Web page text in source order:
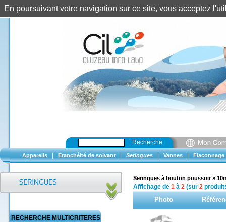
Recherche
Appareils Etanchéité de solvant Seringues Vannes Flaconnage
RECHERCHE MULTICRITERES
Seringues à bouton poussoir»
Affichage de 1 à 2 (sur 2
Photo
En poursuivant votre navigation sur ce site, vous acceptez